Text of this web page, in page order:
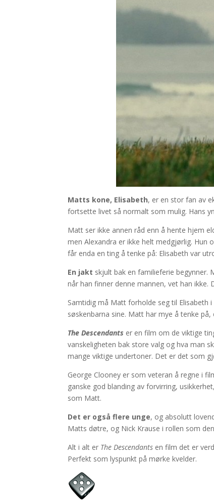
Matts kone, Elisabeth, er en stor fan av
fortsette livet så normalt som mulig. Hans
Matt ser ikke annen råd enn å hente hjem
men Alexandra er ikke helt medgjørlig.
får enda en ting å tenke på: Elisabeth var
En jakt skjult bak en familieferie begynner.
når han finner denne mannen, vet han
Samtidig må Matt forholde seg til Elisabeth
søskenbarna sine. Matt har mye å tenke
The Descendants er en film om de viktige
vanskeligheten bak store valg og hva man
mange viktige undertoner. Det er det som
George Clooney er som veteran å regne i
ganske god blanding av forvirring,
som Matt.
Det er også flere unge, og absolutt
Matts døtre, og Nick Krause i rollen som
Alt i alt er The Descendants en film det er
Perfekt som lyspunkt på mørke kvelder.